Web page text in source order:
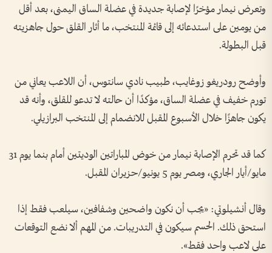
وتعرض نيمار مؤخرًا لإصابة جديدة في عضلة الساق اليمنى، بعد أقل
من يومين على استدعائه إلى قائمة المنتخب، ما أثار القلق حول جاهزيته
قبل البطولة.
وأوضح رودريغو زوغايب، طبيب نادي سانتوس، أن اللاعب يعاني من
تورم خفيف في عضلة الساق، مؤكدًا أن حالته لا تدعو للقلق، وأنه قد
يكون جاهزًا خلال الأسبوع المقبل للانضمام إلى المنتخب البرازيلي.
كما قد تحرم الإصابة نيمار من خوض المباراتين الوديتين أمام بنما يوم 31
مايو/أيار الجاري، ومصر يوم 5 يونيو/حزيران المقبل.
وقال أنشيلوتي: «يجب أن نكون واضحين وشفافين، سيلعب فقط إذا
استحق ذلك. الحسم سيكون في التدريبات. من المهم ألا نضع التوقعات
على لاعب واحد فقط».